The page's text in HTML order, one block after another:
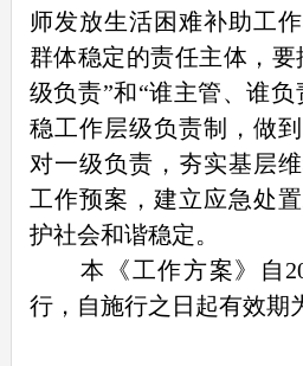
师发放生活困难补助工
群体稳定的责任主体，
级负责”和“谁主管、谁
稳工作层级负责制，做
对一级负责，夯实基层
工作预案，建立应急处
护社会和谐稳定。
本《工作方案》自
行，自施行之日起有效期